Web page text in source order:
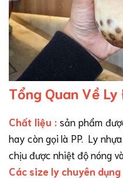
Tổng Quan Về
Chất liệu : sản phẩm
hay còn gọi là PP. Ly
chịu được nhiệt độ nóng
Các size ly chuyên dụng